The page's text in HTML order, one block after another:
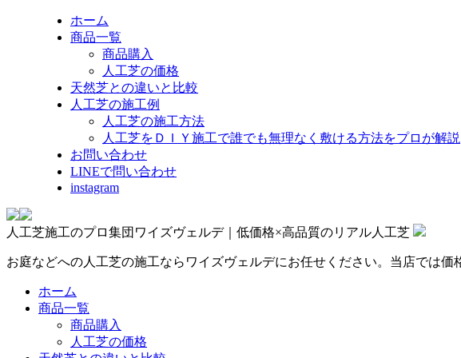
ホーム
商品一覧
商品購入
人工芝の価格
天然芝との違いと比較
人工芝の施工例
人工芝の施工方法
人工芝をＤＩＹ施工で誰でも無理なく敷ける方法をプロが解説
お問い合わせ
LINEで問い合わせ
instagram
人工芝施工のプロ集団ワイズヴェルデ｜低価格×高品質のリアル人工芝
お庭などへの人工芝の施工ならワイズヴェルデにお任せください。当店では
ホーム
商品一覧
商品購入
人工芝の価格